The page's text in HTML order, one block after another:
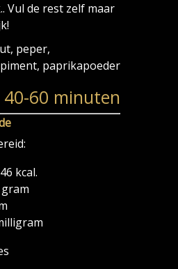
Vul de rest zelf maar
peper,
paprikapoeder
40-60 minuten
kcal.
gram